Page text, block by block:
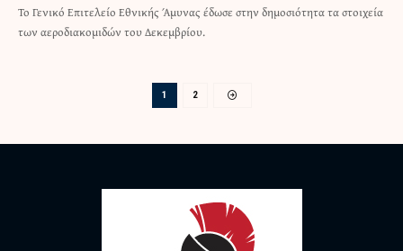
Το Γενικό Επιτελείο Εθνικής Άμυνας έδωσε στην δημοσιότητα τα στοιχεία
των αεροδιακομιδών του Δεκεμβρίου.
1 2